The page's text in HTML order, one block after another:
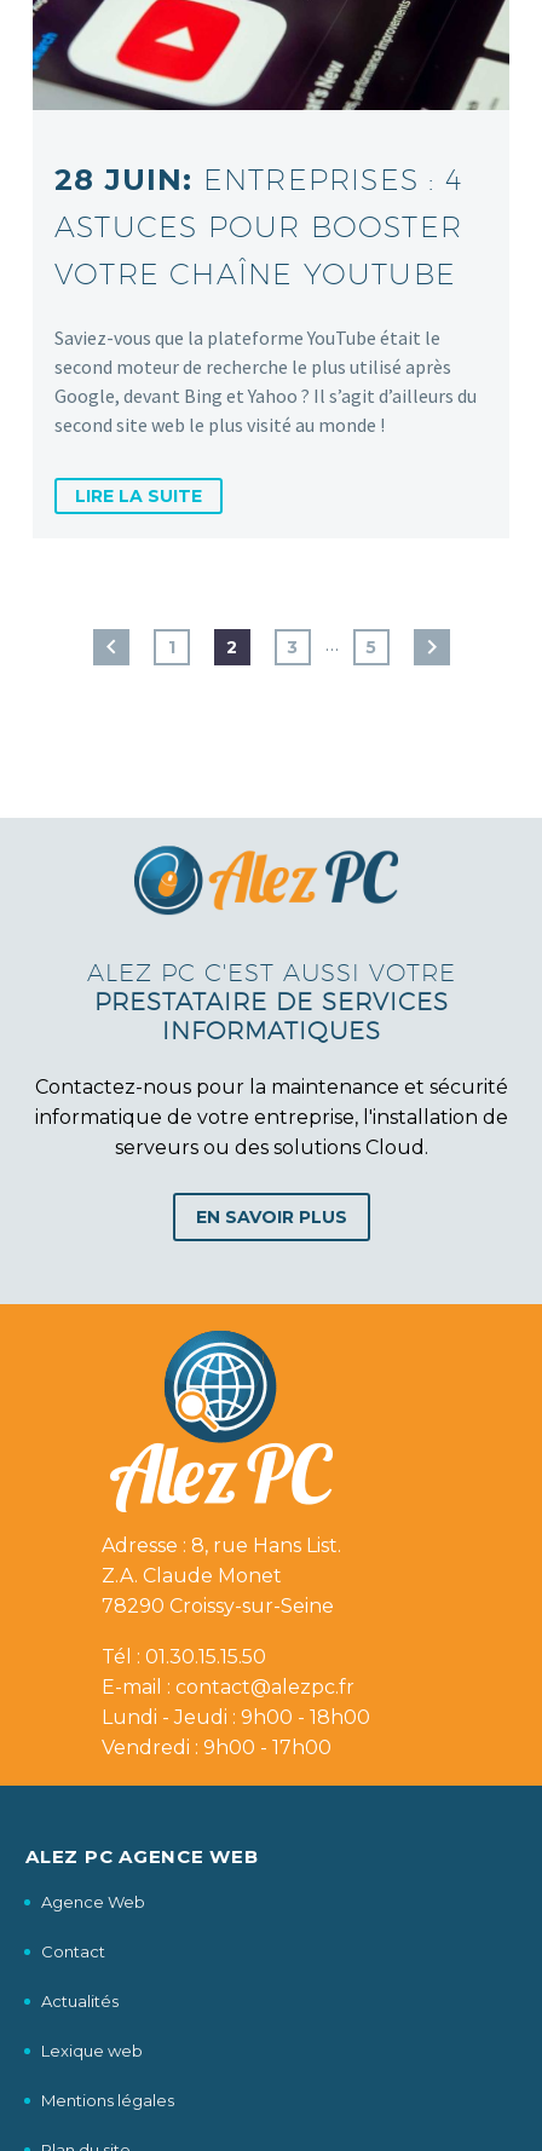
28 JUIN: ENTREPRISES : 4
ASTUCES POUR BOOSTER
VOTRE CHAÎNE YOUTUBE
Saviez-vous que la plateforme YouTube était le
second moteur de recherche le plus utilisé après
Google, devant Bing et Yahoo ? Il s’agit d’ailleurs du
second site web le plus visité au monde !
LIRE LA SUITE
1 2 3 … 5
ALEZ PC C'EST AUSSI VOTRE
PRESTATAIRE DE SERVICES
INFORMATIQUES
Contactez-nous pour la maintenance et sécurité
informatique de votre entreprise, l'installation de
serveurs ou des solutions Cloud.
EN SAVOIR PLUS
Adresse : 8, rue Hans List.
Z.A. Claude Monet
78290 Croissy-sur-Seine
Tél : 01.30.15.15.50
E-mail : contact@alezpc.fr
Lundi - Jeudi : 9h00 - 18h00
Vendredi : 9h00 - 17h00
ALEZ PC AGENCE WEB
Agence Web
Contact
Actualités
Lexique web
Mentions légales